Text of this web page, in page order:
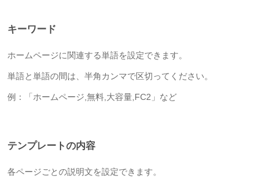
キーワード
ホームページに関連する単語を設定できます。
単語と単語の間は、半角カンマで区切ってください。
例：「ホームページ,無料,大容量,FC2」など
テンプレートの内容
各ページごとの説明文を設定できます。